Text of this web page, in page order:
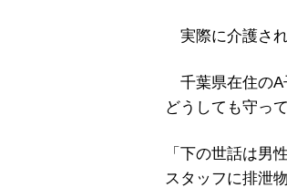
実際に介護され
千葉県在住のA
どうしても守っ
「下の世話は男
スタッフに排泄